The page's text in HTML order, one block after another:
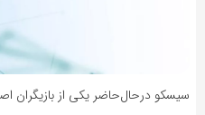
سیسکو درحال‌حاضر یکی از